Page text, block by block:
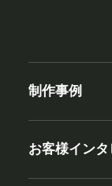
制作事例
お客様イン